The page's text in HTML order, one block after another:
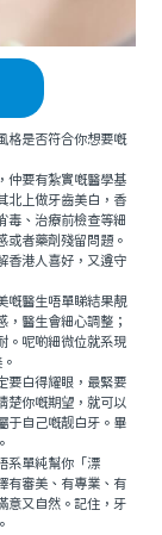
是否符合你想要嘅
要有紮實嘅醫學基
北上做牙齒美白，香
毒、治療前檢查等細
或者藥劑殘留問題。
香港人喜好，又遵守
醫生唔單睇結果靚
，醫生會細心調整；
。呢啲細微位就系現
白得耀眼，最緊要
楚你嘅期望，就可以
于自己嘅靓白牙。畢
系單純幫你「漂
有審美、有專業、有
意又自然。記住，牙